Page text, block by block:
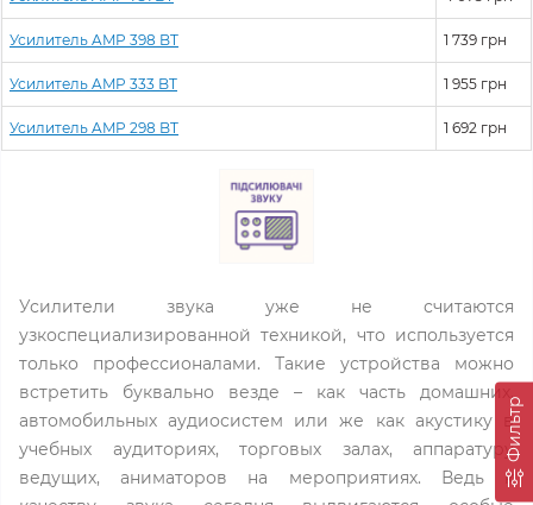
Фильтр
Усилитель AMP 398 BT 1 739 грн
Усилитель AMP 333 BT 1 955 грн
Усилитель AMP 298 BT 1 692 грн
Усилители звука уже не считаются
узкоспециализированной техникой, что используется
только профессионалами. Такие устройства можно
встретить буквально везде – как часть домашних,
автомобильных аудиосистем или же как акустику в
учебных аудиториях, торговых залах, аппаратуру
ведущих, аниматоров на мероприятиях. Ведь к